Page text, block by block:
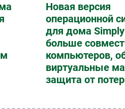
Новая версия
операционной
для дома
больше
компьютеров,
виртуальные
защита от